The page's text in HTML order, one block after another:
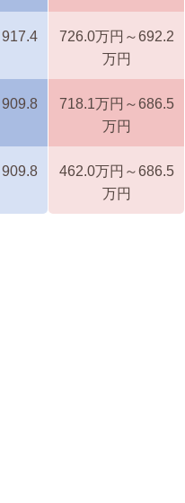
726.0万円～692.2
万円
718.1万円～686.5
万円
462.0万円～686.5
万円